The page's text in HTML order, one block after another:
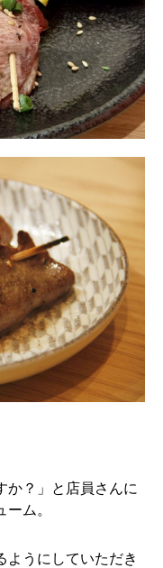
か？」と店員さんに
ム。
ようにしていただき